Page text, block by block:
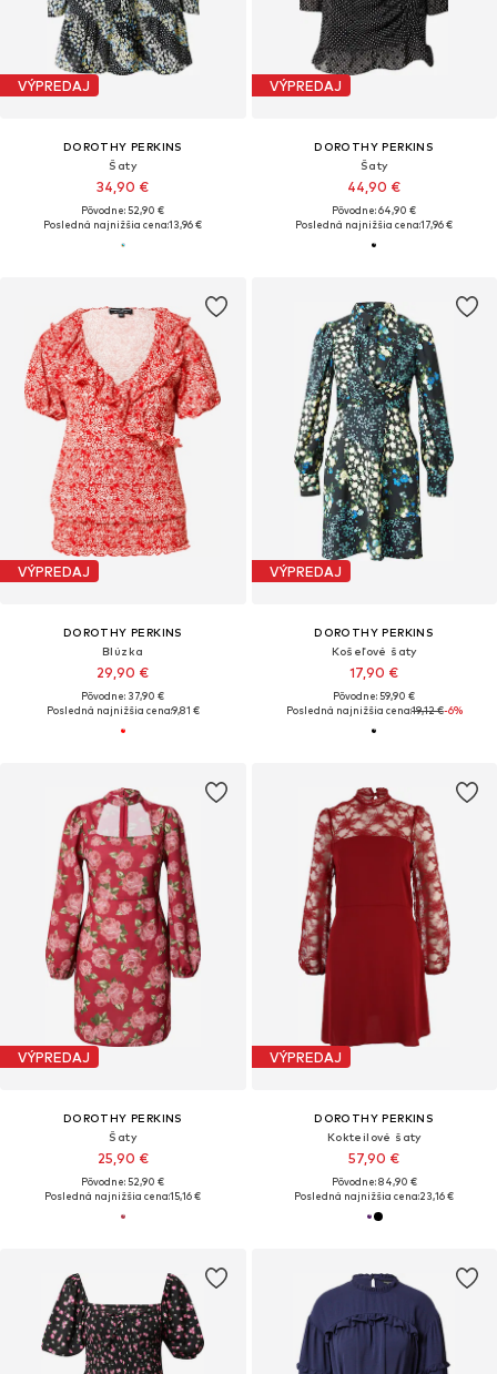
VÝPREDAJ
DOROTHY PERKINS
Šaty
34,90 €
Pôvodne: 52,90 €
Posledná najnižšia cena:13,96 €
VÝPREDAJ
DOROTHY PERKINS
Šaty
44,90 €
Pôvodne: 64,90 €
Posledná najnižšia cena:17,96 €
VÝPREDAJ
DOROTHY PERKINS
Blúzka
29,90 €
Pôvodne: 37,90 €
Posledná najnižšia cena:9,81 €
VÝPREDAJ
DOROTHY PERKINS
Košeľové šaty
17,90 €
Pôvodne: 59,90 €
Posledná najnižšia cena:19,12 €-6%
VÝPREDAJ
DOROTHY PERKINS
Šaty
25,90 €
Pôvodne: 52,90 €
Posledná najnižšia cena:15,16 €
VÝPREDAJ
DOROTHY PERKINS
Kokteilové šaty
57,90 €
Pôvodne: 84,90 €
Posledná najnižšia cena:23,16 €